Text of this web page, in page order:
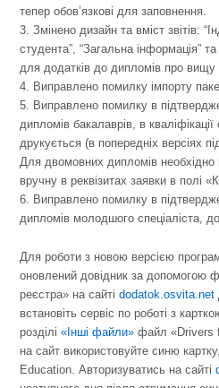
тепер обов’язкові для заповнення.
3. Змінено дизайн та вміст звітів:
студента”, “Загальна інформація”
для додатків до дипломів про вищу
4. Виправлено помилку імпорту
5. Виправлено помилку в
дипломів бакалаврів, в
друкується (в попередніх версіях
Для двомовних дипломів необхідно
вручну в реквізитах заявки в полі
6. Виправлено помилку в
дипломів молодшого спеціаліста,
Для роботи з новою версією
оновлений довідник за допомогою
реєстра» на сайтіdodatok.osvita.net
встановіть сервіс по роботі з
розділі«Інші файли» файл «Drivers
на сайт використовуйте синю
Education. Авторизуватись на сайті